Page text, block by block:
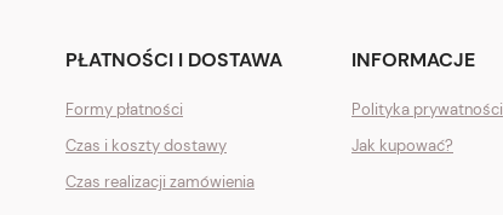
PŁATNOŚCI I DOSTAWA
Formy płatności
Czas i koszty dostawy
Czas realizacji zamówienia
INFORMACJE
Polityka prywatności
Jak kupować?